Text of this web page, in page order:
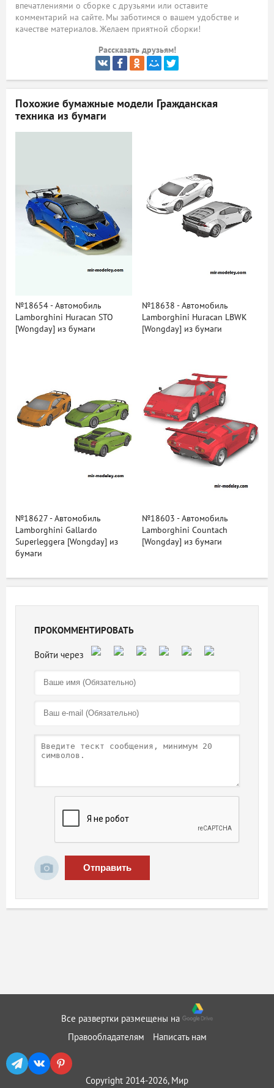
впечатлениями о сборке с друзьями или оставите
комментарий на сайте. Мы заботимся о вашем удобстве и
качестве материалов. Желаем приятной сборки!
Рассказать друзьям!
Похожие бумажные модели Гражданская
техника из бумаги
№18654 - Автомобиль
Lamborghini Huracan STO
[Wongday] из бумаги
№18638 - Автомобиль
Lamborghini Huracan LBWK
[Wongday] из бумаги
№18627 - Автомобиль
Lamborghini Gallardo
Superleggera [Wongday] из
бумаги
№18603 - Автомобиль
Lamborghini Countach
[Wongday] из бумаги
ПРОКОММЕНТИРОВАТЬ
Отправить
Все развертки размещены на
Правообладателям
Написать нам
Copyright 2014-2026, Мир